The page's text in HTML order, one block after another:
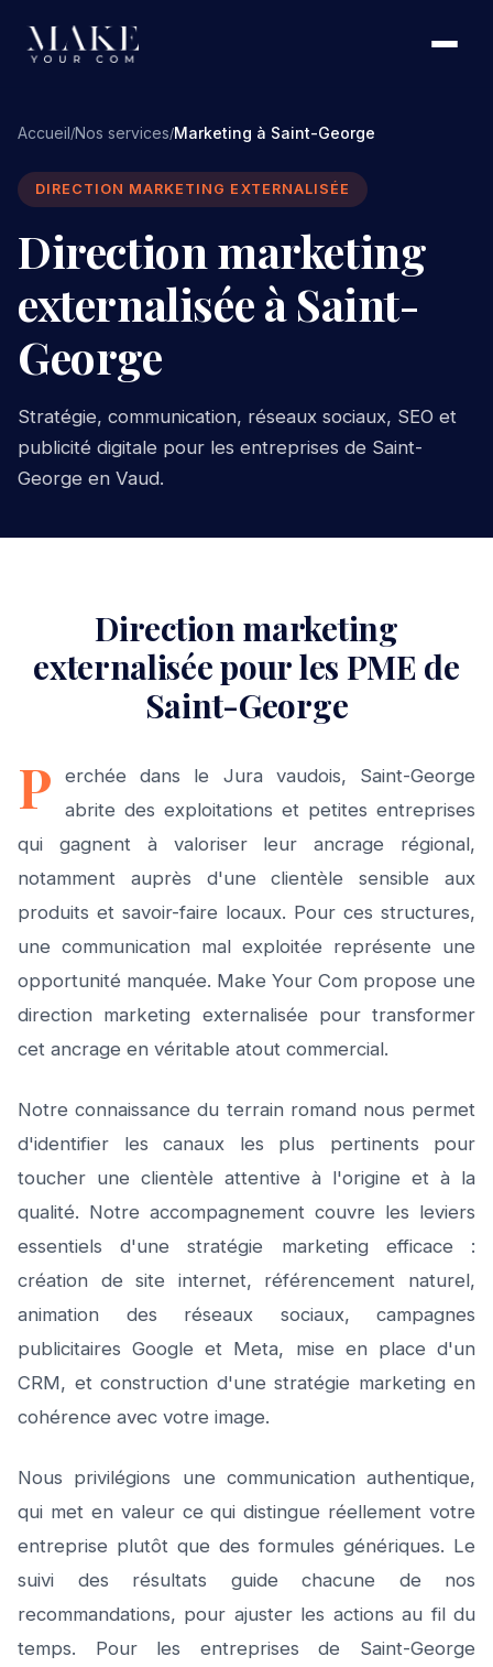
Accueil/Nos services/Marketing à Saint-George
DIRECTION MARKETING EXTERNALISÉE
Direction marketing
externalisée à Saint-
George
Stratégie, communication, réseaux sociaux, SEO et
publicité digitale pour les entreprises de Saint-
George en Vaud.
Direction marketing
externalisée pour les PME de
Saint-George
P
erchée dans le Jura vaudois, Saint-George
abrite des exploitations et petites entreprises
qui gagnent à valoriser leur ancrage régional,
notamment auprès d'une clientèle sensible aux
produits et savoir-faire locaux. Pour ces structures,
une communication mal exploitée représente une
opportunité manquée. Make Your Com propose une
direction marketing externalisée pour transformer
cet ancrage en véritable atout commercial.
Notre connaissance du terrain romand nous permet
d'identifier les canaux les plus pertinents pour
toucher une clientèle attentive à l'origine et à la
qualité. Notre accompagnement couvre les leviers
essentiels d'une stratégie marketing efficace :
création de site internet, référencement naturel,
animation des réseaux sociaux, campagnes
publicitaires Google et Meta, mise en place d'un
CRM, et construction d'une stratégie marketing en
cohérence avec votre image.
Nous privilégions une communication authentique,
qui met en valeur ce qui distingue réellement votre
entreprise plutôt que des formules génériques. Le
suivi des résultats guide chacune de nos
recommandations, pour ajuster les actions au fil du
temps. Pour les entreprises de Saint-George